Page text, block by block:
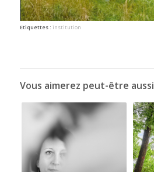
Etiquettes : institution
Vous aimerez peut-être aussi